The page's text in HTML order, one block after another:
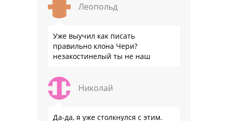
Леопольд
Уже выучил как писать
правильно клона Чери?
незакостинелый ты не наш
Николай
Да-да, я уже столкнулся с этим.